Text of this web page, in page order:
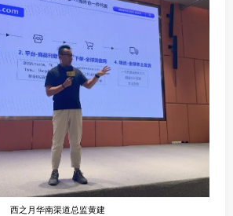
西之月华南渠道总监黄建